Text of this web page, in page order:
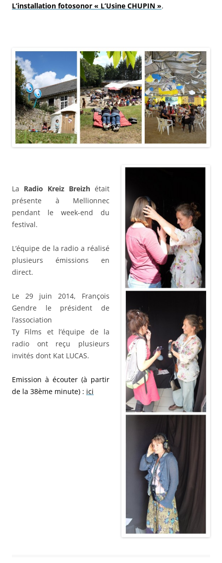
L’installation fotosonor « L’Usine CHUPIN ».
La Radio Kreiz Breizh était
présente à Mellionnec
pendant le week-end du
festival.
L’équipe de la radio a réalisé
plusieurs émissions en
direct.
Le 29 juin 2014, François
Gendre le président de
l’association
Ty Films et l’équipe de la
radio ont reçu plusieurs
invités dont Kat LUCAS.
Emission à écouter (à partir
de la 38ème minute) : ici